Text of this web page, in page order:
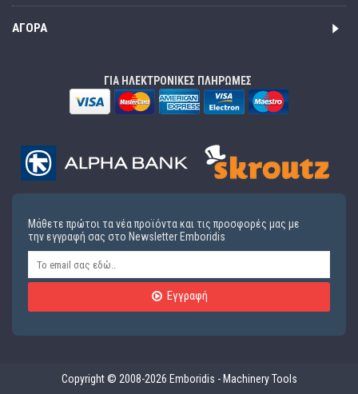
ΑΓΟΡΆ
ΓΙΑ ΗΛΕΚΤΡΟΝΙΚΕΣ ΠΛΗΡΩΜΕΣ
Μάθετε πρώτοι τα νέα προϊόντα και τις προσφορές μας με
την εγγραφή σας στο Newsletter Emboridis
Εγγραφή
Copyright © 2008-2026 Emboridis - Machinery Tools